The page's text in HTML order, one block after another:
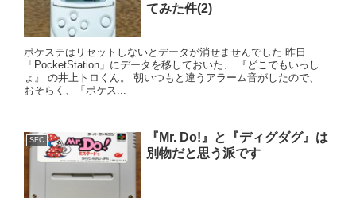
てみた件(2)
ポケステはリセットしないとデータが消せませんでした 昨日
「PocketStation」にデータを移しておいた、 『どこでもいっし
ょ』 の井上トロくん。 朝いつもと違うアラーム音がしたので、
おそらく、「ポケス...
SFC
『Mr. Do!』と『ディグダグ』は
別物だと思う派です